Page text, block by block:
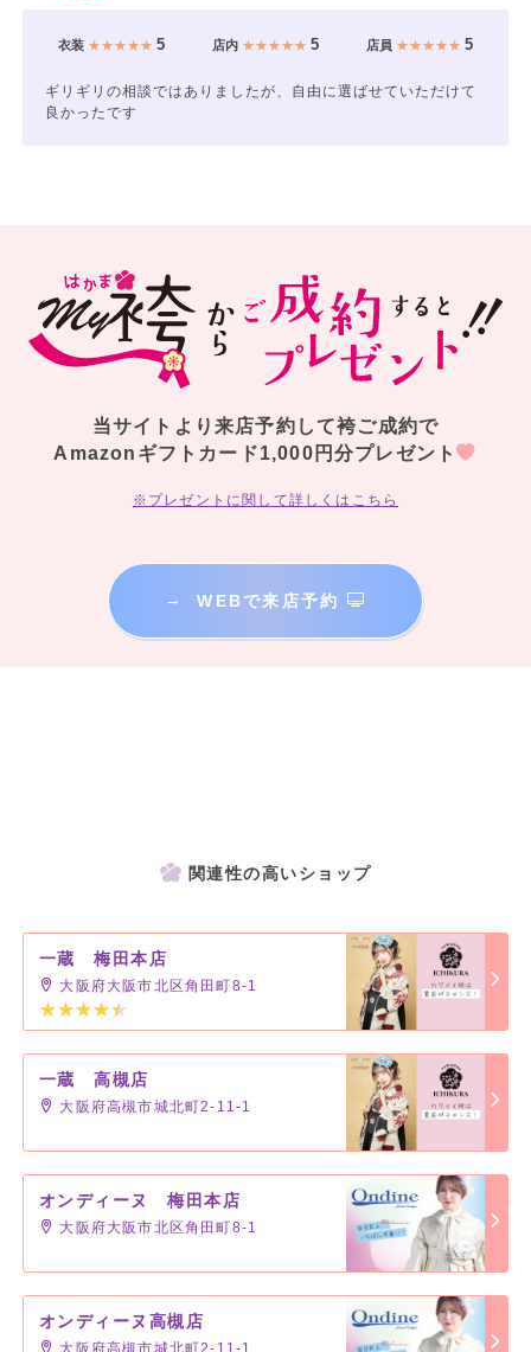
衣装★★★★★ 5 店内★★★★★ 5 店員 ★★★★★5
ギリギリの相談ではありましたが、自由に選ばせていただけて
良かったです
当サイトより来店予約して袴ご成約で
Amazonギフトカード1,000円分プレゼント
※プレゼントに関して詳しくはこちら
→ WEBで来店予約
関連性の高いショップ
一蔵 梅田本店
大阪府大阪市北区角田町8-1
一蔵 高槻店
大阪府高槻市城北町2-11-1
オンディーヌ 梅田本店
大阪府大阪市北区角田町8-1
オンディーヌ高槻店